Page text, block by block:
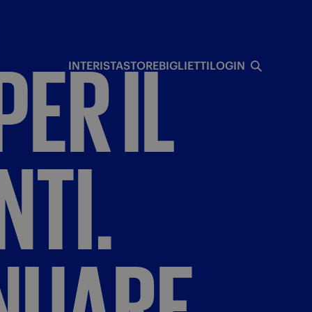
INTERISTASTOREBIGLIETTILOGIN
IL